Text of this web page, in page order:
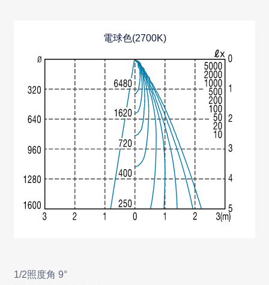
電球色(2700K)
1/2照度角 9°